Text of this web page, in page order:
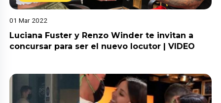
01 Mar 2022
Luciana Fuster y Renzo Winder te invitan a
concursar para ser el nuevo locutor | VIDEO